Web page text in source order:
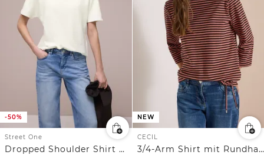
-50%
Street One
Dropped Shoulder Shirt mit Struktur
NEW
CECIL
3/4-Arm Shirt mit Rundhals und Streifen